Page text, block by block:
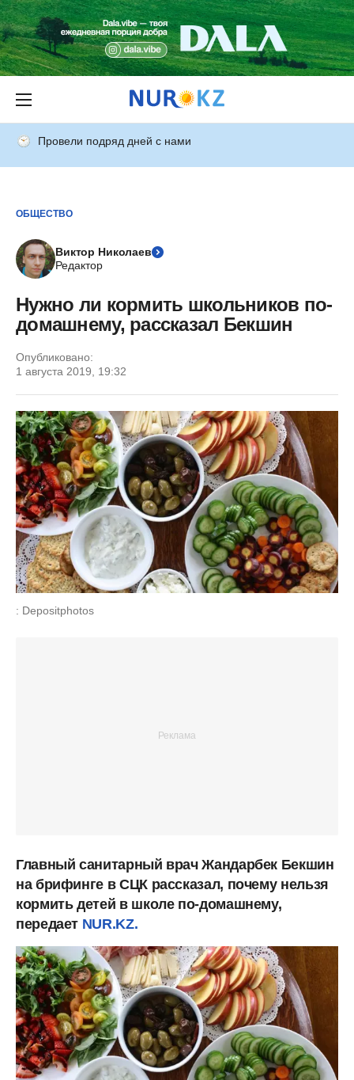
Провели подряд дней с нами
ОБЩЕСТВО
Виктор Николаев
Редактор
Нужно ли кормить школьников по-
домашнему, рассказал Бекшин
Опубликовано:
1 августа 2019, 19:32
: Depositphotos
Главный санитарный врач Жандарбек Бекшин
на брифинге в СЦК рассказал, почему нельзя
кормить детей в школе по-домашнему,
передает NUR.KZ.